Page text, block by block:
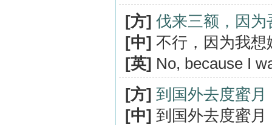
[方] 伐来三额，因
[中] 不行，因为我想
[英] No, because I
[方] 到国外去度蜜
[中] 到国外去度蜜